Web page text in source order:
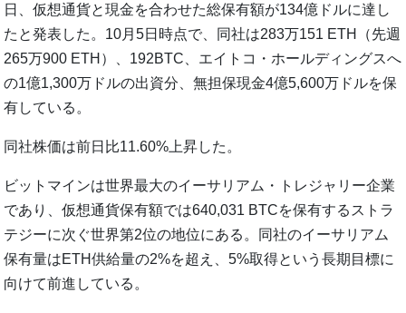
日、仮想通貨と現金を合わせた総保有額が134億ドルに達し
たと発表した。10月5日時点で、同社は283万151 ETH（先週
265万900 ETH）、192BTC、エイトコ・ホールディングスへ
の1億1,300万ドルの出資分、無担保現金4億5,600万ドルを保
有している。
同社株価は前日比11.60%上昇した。
ビットマインは世界最大のイーサリアム・トレジャリー企業
であり、仮想通貨保有額では640,031 BTCを保有するストラ
テジーに次ぐ世界第2位の地位にある。同社のイーサリアム
保有量はETH供給量の2%を超え、5%取得という長期目標に
向けて前進している。